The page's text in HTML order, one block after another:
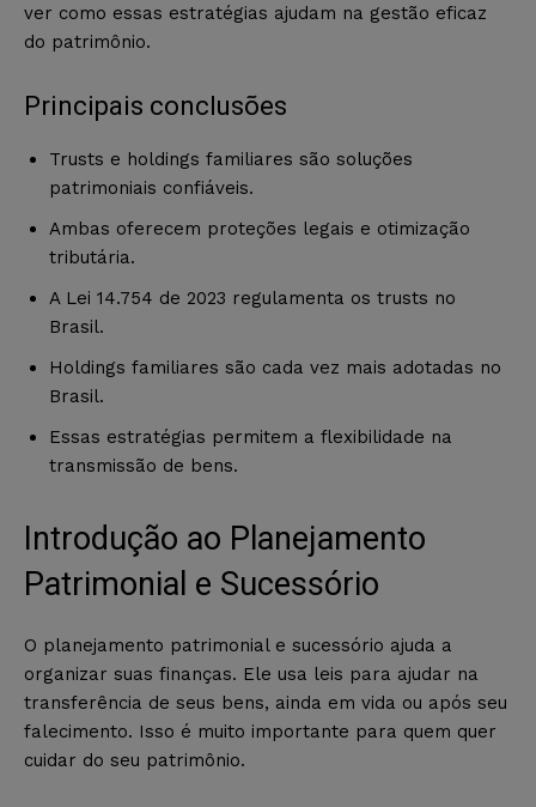
ver como essas estratégias ajudam na gestão eficaz
do patrimônio.
Principais conclusões
Trusts e holdings familiares são soluções
patrimoniais confiáveis.
Ambas oferecem proteções legais e otimização
tributária.
A Lei 14.754 de 2023 regulamenta os trusts no
Brasil.
Holdings familiares são cada vez mais adotadas no
Brasil.
Essas estratégias permitem a flexibilidade na
transmissão de bens.
Introdução ao Planejamento
Patrimonial e Sucessório
O planejamento patrimonial e sucessório ajuda a
organizar suas finanças. Ele usa leis para ajudar na
transferência de seus bens, ainda em vida ou após seu
falecimento. Isso é muito importante para quem quer
cuidar do seu patrimônio.